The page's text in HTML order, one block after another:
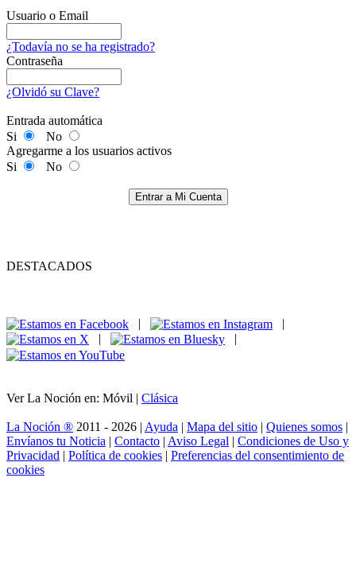
Usuario o Email
¿Todavía no se ha registrado?
Contraseña
¿Olvidó su Clave?
Entrada automática
Si
No
Agregarme a los usuarios activos
Si
No
Entrar a Mi Cuenta
DESTACADOS
|
|
|
|
Ver La Noción en: Móvil | Clásica
La Noción ® 2011 - 2026 | Ayuda | Mapa del sitio | Quienes somos |
Envíanos tu Noticia | Contacto | Aviso Legal | Condiciones de Uso y
Privacidad | Política de cookies | Preferencias del consentimiento de
cookies